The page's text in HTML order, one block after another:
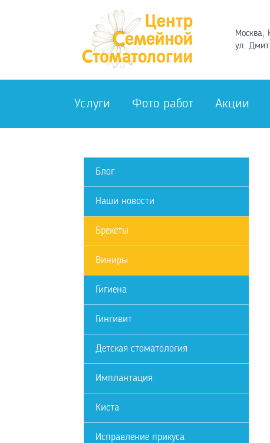
Москва,
ул.
Услуги Фото работ Акции
Блог
Наши новости
Брекеты
Виниры
Гигиена
Гингивит
Детская стоматология
Имплантация
Киста
Исправление прикуса